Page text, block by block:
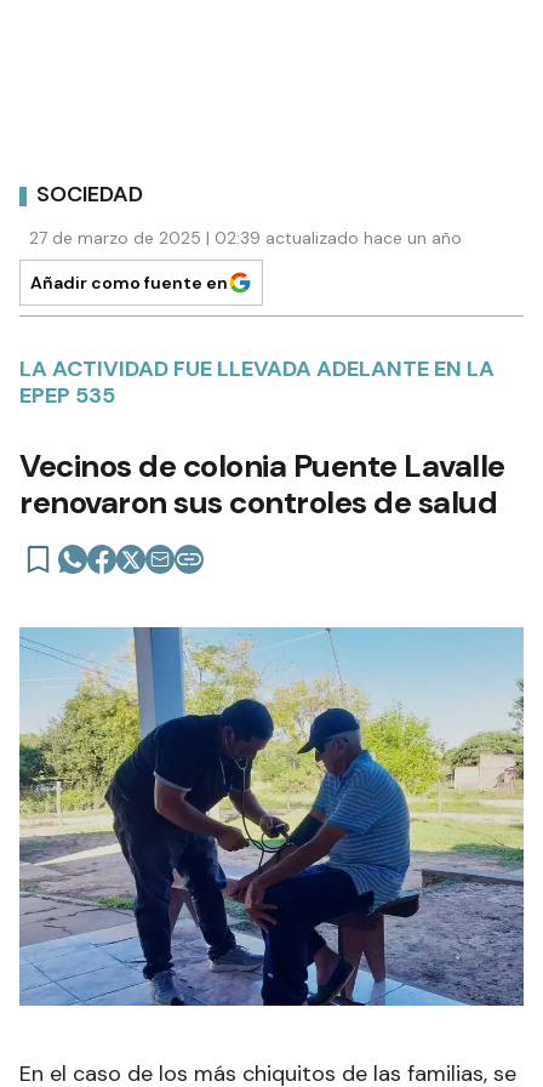
SOCIEDAD
27 de marzo de 2025 | 02:39 actualizado hace un año
Añadir como fuente en
LA ACTIVIDAD FUE LLEVADA ADELANTE EN LA
EPEP 535
Vecinos de colonia Puente Lavalle
renovaron sus controles de salud
En el caso de los más chiquitos de las familias, se